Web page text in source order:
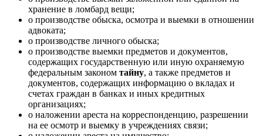
хранение в ломбард вещи;
о производстве обыска, осмотра и выемки в отношении
адвоката;
о производстве личного обыска;
о производстве выемки предметов и документов,
содержащих государственную или иную охраняемую
федеральным законом тайну, а также предметов и
документов, содержащих информацию о вкладах и
счетах граждан в банках и иных кредитных
организациях;
о наложении ареста на корреспонденцию, разрешении
на ее осмотр и выемку в учреждениях связи;